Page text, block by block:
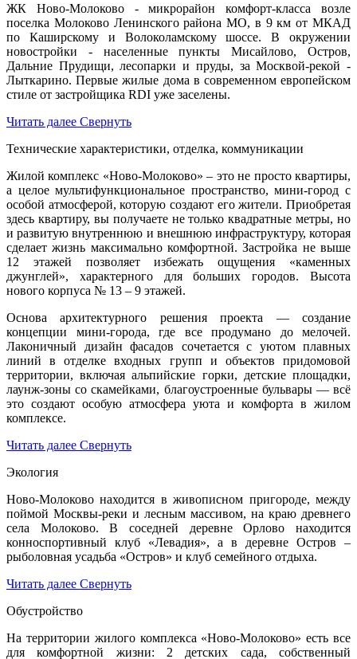
ЖК Ново-Молоково - микрорайон комфорт-класса возле
поселка Молоково Ленинского района МО, в 9 км от МКАД
по Каширскому и Волоколамскому шоссе. В окружении
новостройки - населенные пункты Мисайлово, Остров,
Дальние Прудищи, лесопарки и пруды, за Москвой-рекой -
Лыткарино. Первые жилые дома в современном европейском
стиле от застройщика RDI уже заселены.
Читать далее Свернуть
Технические характеристики, отделка, коммуникации
Жилой комплекс «Ново-Молоково» – это не просто квартиры,
а целое мультифункциональное пространство, мини-город с
особой атмосферой, которую создают его жители. Приобретая
здесь квартиру, вы получаете не только квадратные метры, но
и развитую внутреннюю и внешнюю инфраструктуру, которая
сделает жизнь максимально комфортной. Застройка не выше
12 этажей позволяет избежать ощущения «каменных
джунглей», характерного для больших городов. Высота
нового корпуса № 13 – 9 этажей.
Основа архитектурного решения проекта — создание
концепции мини-города, где все продумано до мелочей.
Лаконичный дизайн фасадов сочетается с уютом плавных
линий в отделке входных групп и объектов придомовой
территории, включая альпийские горки, детские площадки,
лаунж-зоны со скамейками, благоустроенные бульвары — всё
это создают особую атмосфера уюта и комфорта в жилом
комплексе.
Читать далее Свернуть
Экология
Ново-Молоково находится в живописном пригороде, между
поймой Москвы-реки и лесным массивом, на краю древнего
села Молоково. В соседней деревне Орлово находится
конноспортивный клуб «Левадия», а в деревне Остров –
рыболовная усадьба «Остров» и клуб семейного отдыха.
Читать далее Свернуть
Обустройство
На территории жилого комплекса «Ново-Молоково» есть все
для комфортной жизни: 2 детских сада, собственный